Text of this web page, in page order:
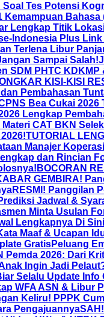
Tes Potensi
Bahasa
Lengkap Titik
Indonesia Plus
Terlena Libur
Sampai Salah!
SDM PHTC
KISI-KISI
Pembahasan
Bea Cukai
Lengkap
CAT BKN
TUTORIAL
Manajer
dan Rincian
BOCORAN
GEMBIRA!
RESMI! Panggilan
Jadwal &
Minta Usulan
Lengkapnya Di
Maaf & Ucapan
GratisPeluang
Pemda 2026: Dari
Ingin Jadi
Selalu Update
WFA ASN & Libur
Keliru! PPPK
Pengajuannya